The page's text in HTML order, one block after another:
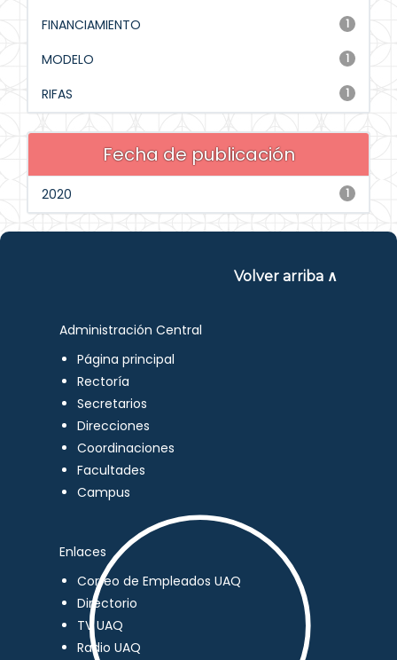
1
FINANCIAMIENTO
1
MODELO
1
RIFAS
Fecha de publicación
1
2020
Volver arriba ∧
Administración Central
Página principal
Rectoría
Secretarios
Direcciones
Coordinaciones
Facultades
Campus
Enlaces
Correo de Empleados UAQ
Directorio
TV UAQ
Radio UAQ